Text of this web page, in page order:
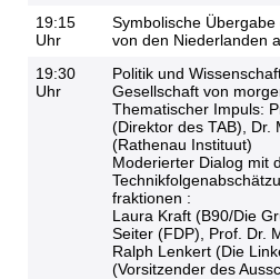
19:15
Uhr
Symbolische
von den Niederlanden
19:30
Uhr
Politik und
Gesellschaft von
Thematischer Impuls:
(Direktor des TAB), Dr.
(Rathenau Instituut)
Moderierter Dialog mit
fraktionen :
Laura Kraft (B90/Die
Seiter (FDP), Prof. Dr.
Ralph Lenkert (Die
(Vorsitzender des